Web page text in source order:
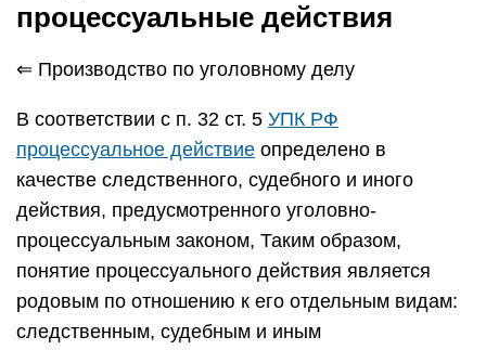
процессуальные действия
⇐ Производство по уголовному делу
В соответствии с п. 32 ст. 5 УПК РФ
процессуальное действие определено в
качестве следственного, судебного и иного
действия, предусмотренного уголовно-
процессуальным законом, Таким образом,
понятие процессуального действия является
родовым по отношению к его отдельным видам:
следственным, судебным и иным